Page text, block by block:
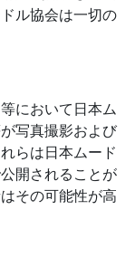
ル協会は一切の
において日本ム
写真撮影および
らは日本ムード
開されることが
その可能性が高